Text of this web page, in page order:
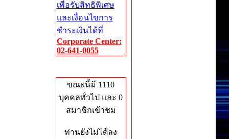
เพื่อรับสิทธิพิเศษ
และเงื่อนไขการ
ชำระเงินได้ที่
Corporate Center:
02-641-0055
ขณะนี้มี 1110
บุคคลทั่วไป และ 0
สมาชิกเข้าชม
ท่านยังไม่ได้ลง